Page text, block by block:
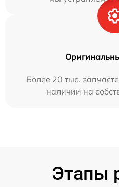
Более 20 тыс.
наличии на
Этапы